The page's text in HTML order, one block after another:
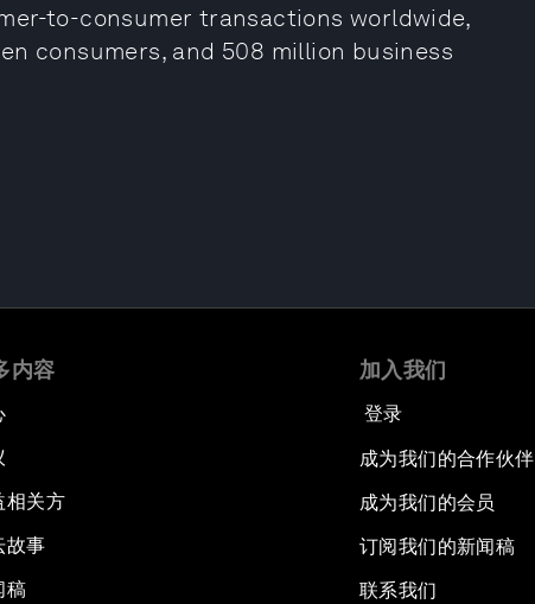
to-consumer transactions worldwide,
consumers, and 508 million business
内容
相关方
故事
稿
加入我们
登录
成为我们的合作伙伴
成为我们的会员
订阅我们的新闻稿
联系我们